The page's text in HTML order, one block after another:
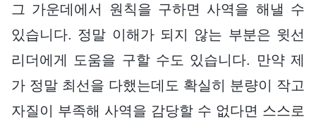
그 가운데에서 원칙을 구하면 사역을 해낼 수
있습니다. 정말 이해가 되지 않는 부분은 윗선
리더에게 도움을 구할 수도 있습니다. 만약 제
가 정말 최선을 다했는데도 확실히 분량이 작고
자질이 부족해 사역을 감당할 수 없다면 스스로